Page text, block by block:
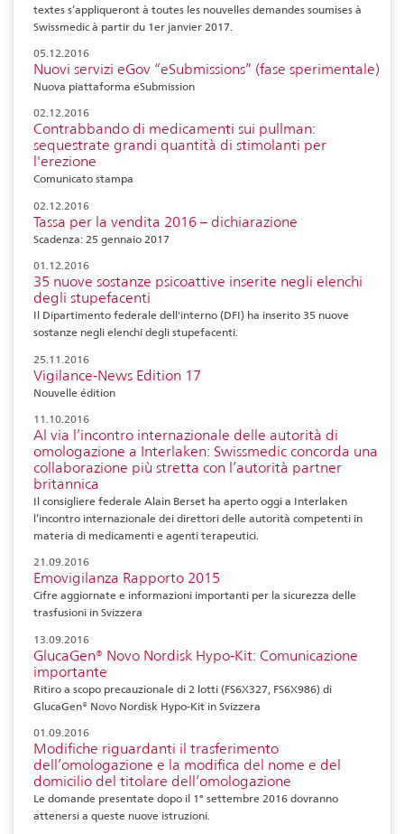
textes s’appliqueront à toutes les nouvelles demandes soumises à
Swissmedic à partir du 1er janvier 2017.
05.12.2016
Nuovi servizi eGov “eSubmissions” (fase sperimentale)
Nuova piattaforma eSubmission
02.12.2016
Contrabbando di medicamenti sui pullman:
sequestrate grandi quantità di stimolanti per
l'erezione
Comunicato stampa
02.12.2016
Tassa per la vendita 2016 – dichiarazione
Scadenza: 25 gennaio 2017
01.12.2016
35 nuove sostanze psicoattive inserite negli elenchi
degli stupefacenti
Il Dipartimento federale dell'interno (DFI) ha inserito 35 nuove
sostanze negli elenchi degli stupefacenti.
25.11.2016
Vigilance-News Edition 17
Nouvelle édition
11.10.2016
Al via l’incontro internazionale delle autorità di
omologazione a Interlaken: Swissmedic concorda una
collaborazione più stretta con l’autorità partner
britannica
Il consigliere federale Alain Berset ha aperto oggi a Interlaken
l’incontro internazionale dei direttori delle autorità competenti in
materia di medicamenti e agenti terapeutici.
21.09.2016
Emovigilanza Rapporto 2015
Cifre aggiornate e informazioni importanti per la sicurezza delle
trasfusioni in Svizzera
13.09.2016
GlucaGen® Novo Nordisk Hypo-Kit: Comunicazione
importante
Ritiro a scopo precauzionale di 2 lotti (FS6X327, FS6X986) di
GlucaGen® Novo Nordisk Hypo-Kit in Svizzera
01.09.2016
Modifiche riguardanti il trasferimento
dell’omologazione e la modifica del nome e del
domicilio del titolare dell’omologazione
Le domande presentate dopo il 1° settembre 2016 dovranno
attenersi a queste nuove istruzioni.